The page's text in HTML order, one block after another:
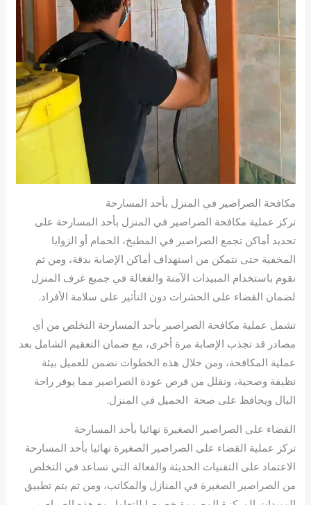
مكافحة الصراصير في المنزل بأحد المسارحة
تركز عملية مكافحة الصراصير في المنزل بأحد المسارحة على
تحديد أماكن تجمع الصراصير في المطبخ، الحمام أو الزوايا
المخفية حتى نتمكن من استهداف أماكن الإصابة بدقة، ومن ثم
نقوم باستخدام المبيدات الآمنة والفعالة في جميع غرف المنزل
لضمان القضاء على الحشرات دون التأثير على سلامة الأفراد.
تشمل عملية مكافحة الصراصير بأحد المسارحة التخلص من أي
مصادر قد تجذب الإصابة مرة أخرى، مع ضمان التعقيم الشامل بعد
عملية المكافحة، ومن خلال هذه الخطوات نضمن للعميل بيئة
نظيفة وصحية، ونقلل من فرص عودة الصراصير مما يوفر راحة
البال ويحافظ على صحة الجميل في المنزل.
القضاء على الصراصير الصغيرة نهائيا بأحد المسارحة
تركز عملية القضاء على الصراصير الصغيرة نهائيا بأحد المسارحة
الاعتماد على التقنيات الحديثة والفعالة التي تساعد في التخلص
من الصراصير الصغيرة في المنازل والمكاتب، ومن ثم يتم تطبيق